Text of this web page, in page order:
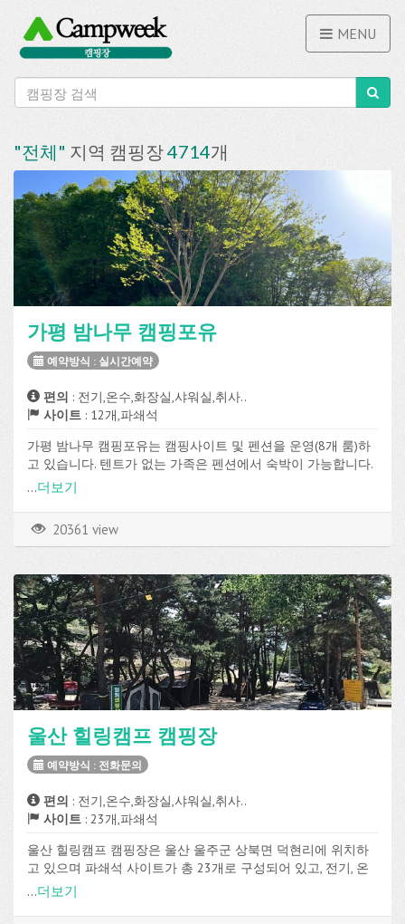
MENU
"전체" 지역 캠핑장4714개
가평 밤나무 캠핑포유
예약방식 : 실시간예약
편의 : 전기,온수,화장실,샤워실,취사..
사이트 : 12개,파쇄석
가평 밤나무 캠핑포유는 캠핑사이트 및 펜션을 운영(8개 룸)하
고 있습니다. 텐트가 없는 가족은 펜션에서 숙박이 가능합니다.
경기 가평군 북면에 위치하고 있으며 실시간예약방식으로 예약
샤워실, 취사장, 매점, 장작판매, 온수샤워, Wi-Fi, 장비대여 등의
...더보기
20361 view
울산 힐링캠프 캠핑장
예약방식 : 전화문의
편의 : 전기,온수,화장실,샤워실,취사..
사이트 : 23개,파쇄석
울산 힐링캠프 캠핑장은 울산 울주군 상북면 덕현리에 위치하
고 있으며 파쇄석 사이트가 총 23개로 구성되어 있고, 전기, 온
수, 화장실, 샤워실, 취사장, 매점, 장작판매, 온수샤워, Wi-Fi 등의
...더보기